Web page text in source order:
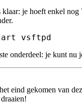
klaar: je hoeft enkel
vsftpd
onderdeel: je kunt nu
eind gekomen van